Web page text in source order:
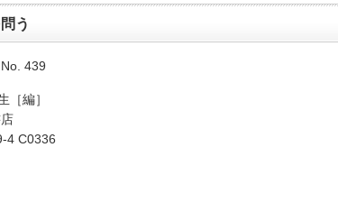
う
439
［編］
4 C0336